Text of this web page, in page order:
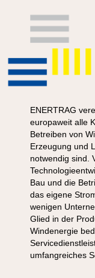
ENERTRAG
europaweit alle
Betreiben von
Erzeugung und
notwendig sind.
Bau und die
das eigene
wenigen
Glied in der
Windenergie
umfangreiches